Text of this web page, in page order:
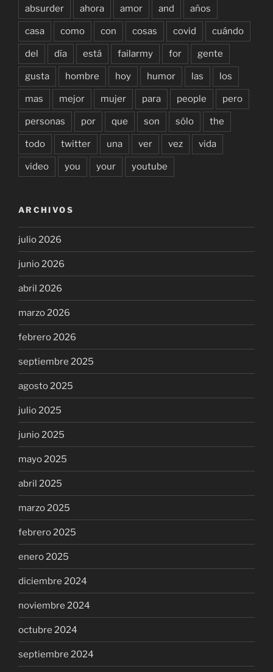
absurder ahora amor and años
casa como con cosas covid cuándo
del día está failarmy for gente
gusta hombre hoy humor las los
mas mejor mujer para people pero
personas por que son sólo the
todo twitter una ver vez vida
video you your youtube
ARCHIVOS
julio 2026
junio 2026
abril 2026
marzo 2026
febrero 2026
septiembre 2025
agosto 2025
julio 2025
junio 2025
mayo 2025
abril 2025
marzo 2025
febrero 2025
enero 2025
diciembre 2024
noviembre 2024
octubre 2024
septiembre 2024